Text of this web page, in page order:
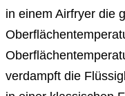
in einem Airfryer die
verdampft die